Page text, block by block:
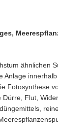
ähnlichen
Fotosynthese
Flut,